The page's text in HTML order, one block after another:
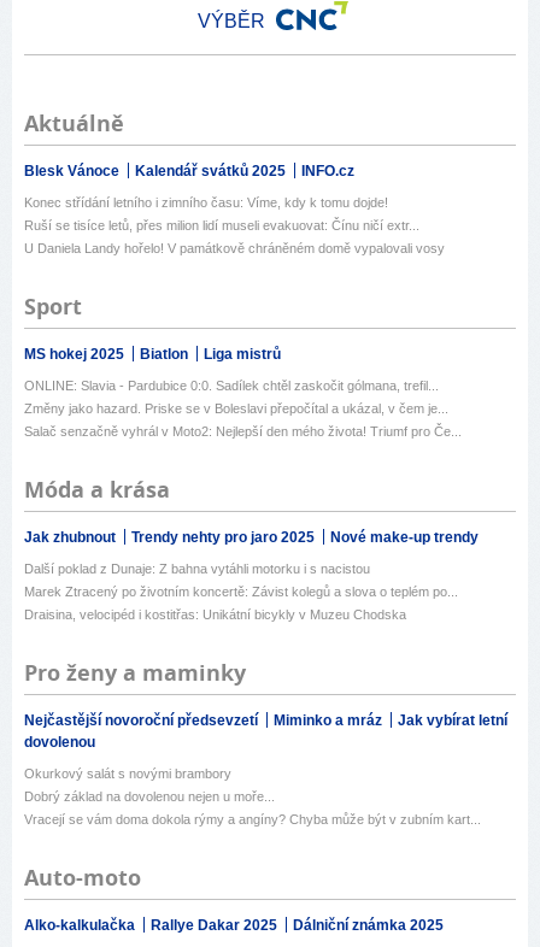
VÝBĚR
Aktuálně
Blesk Vánoce Kalendář svátků 2025 INFO.cz
Konec střídání letního i zimního času: Víme, kdy k tomu dojde!
Ruší se tisíce letů, přes milion lidí museli evakuovat: Čínu ničí extr...
U Daniela Landy hořelo! V památkově chráněném domě vypalovali vosy
Sport
MS hokej 2025 Biatlon Liga mistrů
ONLINE: Slavia - Pardubice 0:0. Sadílek chtěl zaskočit gólmana, trefil...
Změny jako hazard. Priske se v Boleslavi přepočítal a ukázal, v čem je...
Salač senzačně vyhrál v Moto2: Nejlepší den mého života! Triumf pro Če...
Móda a krása
Jak zhubnout Trendy nehty pro jaro 2025 Nové make-up trendy
Další poklad z Dunaje: Z bahna vytáhli motorku i s nacistou
Marek Ztracený po životním koncertě: Závist kolegů a slova o teplém po...
Draisina, velocipéd i kostitřas: Unikátní bicykly v Muzeu Chodska
Pro ženy a maminky
Nejčastější novoroční předsevzetí Miminko a mráz
Jak vybírat letní
dovolenou
Okurkový salát s novými brambory
Dobrý základ na dovolenou nejen u moře...
Vracejí se vám doma dokola rýmy a angíny? Chyba může být v zubním kart...
Auto-moto
Alko-kalkulačka Rallye Dakar 2025 Dálniční známka 2025